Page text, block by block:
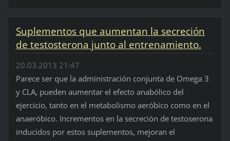
Suplementos que aumentan la secreción
de testosterona junto al entrenamiento.
20.03.2013 21:47
Parece ser que la administración conjunta de Omega 3
y CLA, pueden aumentar el efecto anabólico del
ejercicio, tanto en el metabolismo aeróbico como en el
anaeróbico. Incrementos en la secreción de testoserona
inducidos por estos suplementos, mejoran el